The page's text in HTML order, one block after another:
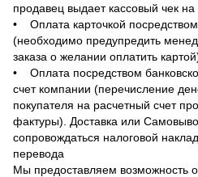
продавец выдает кассовый чек на
• Оплата карточкой
(необходимо предупредить
заказа о желании оплатить
• Оплата посредством
счет компании (перечисление
покупателя на расчетный счет
фактуры). Доставка или
сопровождаться налоговой
перевода
Мы предоставляем возможность